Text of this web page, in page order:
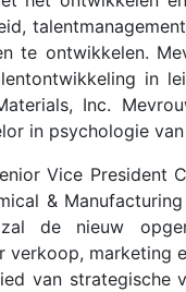
te ontwikkelen.
in
Inc.
in psychologie
Vice President
&
de nieuw
marketing
van strategische